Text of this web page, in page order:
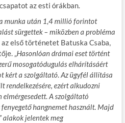
az esti órákban.
munka után 1,4 millió forintot
sürgettek – miközben a probléma
első történetet Batuska Csaba,
„ Hasonlóan drámai eset történt
mosogatódugulás elhárításáért
kért a szolgáltató. Az ügyfél állítása
rendelkezésére, ezért alkudozni
elmérgesedett. A szolgáltató
hangnemet használt. Majd
alakok jelentek meg